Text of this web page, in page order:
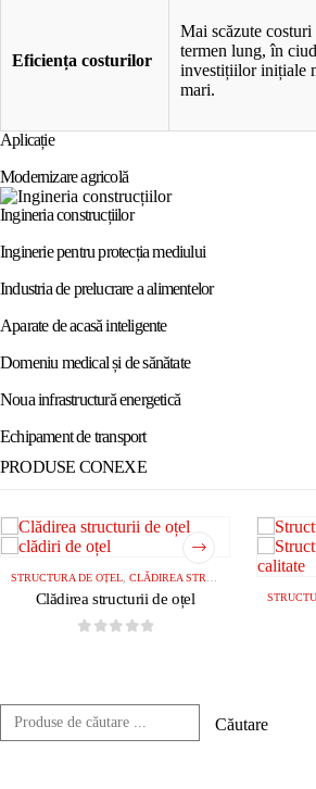
Eficiența costurilor
Mai scăzute costuri
termen lung, în
investițiilor inițiale
mari.
Aplicație
Modernizare agricolă
Ingineria construcțiilor
Inginerie pentru protecția mediului
Industria de prelucrare a alimentelor
Aparate de acasă inteligente
Domeniu medical și de sănătate
Noua infrastructură energetică
Echipament de transport
PRODUSE CONEXE
STRUCTURA DE OȚEL CLĂDIREA STRUCTURII DE OȚEL
Clădirea structurii de oțel
Căutare